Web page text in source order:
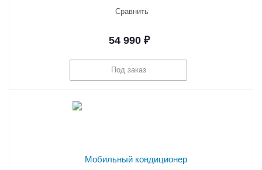
Сравнить
54 990₽
Под заказ